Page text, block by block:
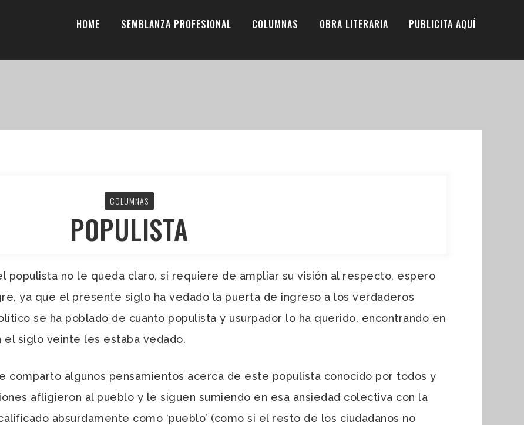
HOME SEMBLANZA PROFESIONAL COLUMNAS OBRA LITERARIA PUBLICITA AQUÍ
COLUMNAS
POPULISTA
populista no le queda claro, si requiere de ampliar su visión al respecto, espero
ya que el presente siglo ha vedado la puerta de ingreso a los verdaderos
se ha poblado de cuanto populista y usurpador lo ha querido, encontrando en
el siglo veinte les estaba vedado.
algunos pensamientos acerca de este populista conocido por todos y
afligieron al pueblo y le siguen sumiendo en esa ansiedad colectiva con la
absurdamente como ‘pueblo’ (como si el resto de los ciudadanos no